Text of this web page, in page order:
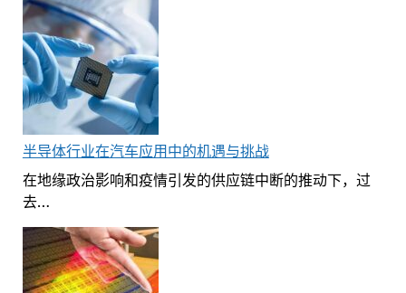
半导体行业在汽车应用中的机遇与挑战
在地缘政治影响和疫情引发的供应链中断的推动下，过
去…